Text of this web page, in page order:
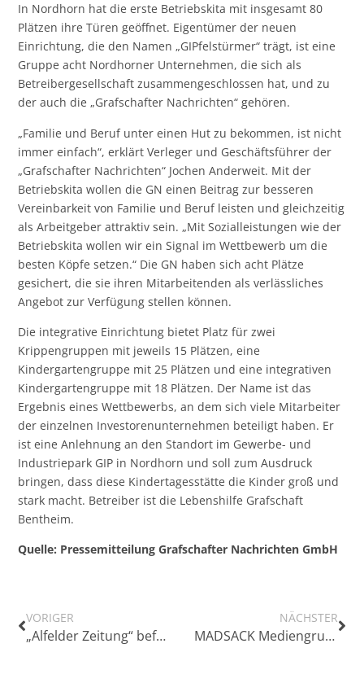
In Nordhorn hat die erste Betriebskita mit insgesamt 80
Plätzen ihre Türen geöffnet. Eigentümer der neuen
Einrichtung, die den Namen „GIPfelstürmer“ trägt, ist eine
Gruppe acht Nordhorner Unternehmen, die sich als
Betreibergesellschaft zusammengeschlossen hat, und zu
der auch die „Grafschafter Nachrichten“ gehören.
„Familie und Beruf unter einen Hut zu bekommen, ist nicht
immer einfach“, erklärt Verleger und Geschäftsführer der
„Grafschafter Nachrichten“ Jochen Anderweit. Mit der
Betriebskita wollen die GN einen Beitrag zur besseren
Vereinbarkeit von Familie und Beruf leisten und gleichzeitig
als Arbeitgeber attraktiv sein. „Mit Sozialleistungen wie der
Betriebskita wollen wir ein Signal im Wettbewerb um die
besten Köpfe setzen.“ Die GN haben sich acht Plätze
gesichert, die sie ihren Mitarbeitenden als verlässliches
Angebot zur Verfügung stellen können.
Die integrative Einrichtung bietet Platz für zwei
Krippengruppen mit jeweils 15 Plätzen, eine
Kindergartengruppe mit 25 Plätzen und eine integrativen
Kindergartengruppe mit 18 Plätzen. Der Name ist das
Ergebnis eines Wettbewerbs, an dem sich viele Mitarbeiter
der einzelnen Investorenunternehmen beteiligt haben. Er
ist eine Anlehnung an den Standort im Gewerbe- und
Industriepark GIP in Nordhorn und soll zum Ausdruck
bringen, dass diese Kindertagesstätte die Kinder groß und
stark macht. Betreiber ist die Lebenshilfe Grafschaft
Bentheim.
Quelle: Pressemitteilung Grafschafter Nachrichten GmbH
VORIGER
„Alfelder Zeitung“ befragt Landtagskandidaten: „Was tun Sie für die Pressevielfalt…“
NÄCHSTER
MADSACK Mediengruppe übernimmt Mehrheit an Verlagshaus Hüpke & Sohn